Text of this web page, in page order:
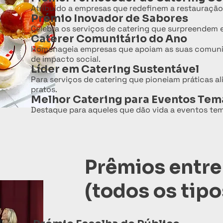
Atribuído a empresas que redefinem a
Prémio Inovador de Sabores
Celebra os serviços de catering que
Caterer Comunitário do Ano
Homenageia empresas que apoiam as suas
de impacto social.
Líder em Catering Sustentável
Para serviços de catering que pioneiam práticas
pratos.
Melhor Catering para Eventos
Destaque para aqueles que dão vida a eventos
Prêmios
(todos os